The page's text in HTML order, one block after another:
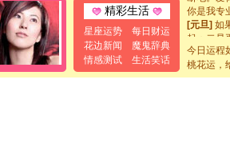
精彩生活
星座运势
每日财运
花边新闻
魔鬼辞典
情感测试
生活笑话
你是我专
[元旦] 如
起；二是
离。水晶
[元旦]当
今日运程
桃花运，